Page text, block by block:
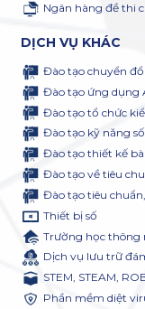
Ngân hàng đề thi
DỊCH VỤ KHÁC
Đào tạo chuyển
Đào tạo ứng dụng
Đào tạo tổ chức
Đào tạo kỹ năng
Đào tạo thiết kế
Đào tạo về tiêu
Đào tạo tiêu
Thiết bị số
Trường học thông
Dịch vụ lưu trữ
STEM, STEAM,
Phần mềm diệt